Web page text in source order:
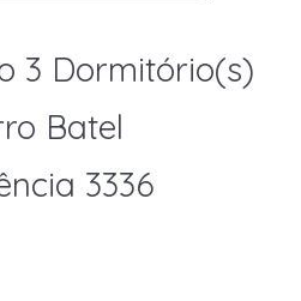
3 Dormitório(s)
Batel
3336